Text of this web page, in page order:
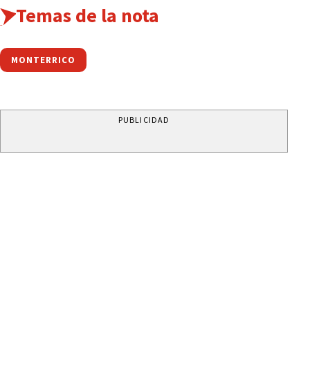
Temas de la nota
MONTERRICO
PUBLICIDAD